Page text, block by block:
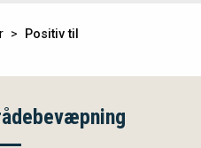
Positiv til